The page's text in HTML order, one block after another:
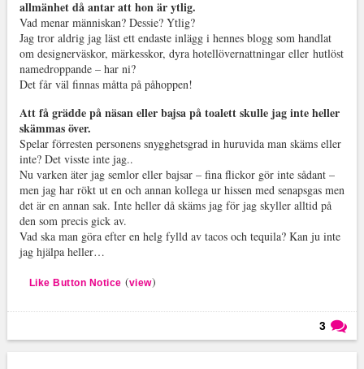
allmänhet då antar att hon är ytlig.
Vad menar människan? Dessie? Ytlig?
Jag tror aldrig jag läst ett endaste inlägg i hennes blogg som handlat
om designerväskor, märkesskor, dyra hotellövernattningar eller hutlöst
namedroppande – har ni?
Det får väl finnas måtta på påhoppen!
Att få grädde på näsan eller bajsa på toalett skulle jag inte heller
skämmas över.
Spelar förresten personens snygghetsgrad in huruvida man skäms eller
inte? Det visste inte jag..
Nu varken äter jag semlor eller bajsar – fina flickor gör inte sådant –
men jag har rökt ut en och annan kollega ur hissen med senapsgas men
det är en annan sak. Inte heller då skäms jag för jag skyller alltid på
den som precis gick av.
Vad ska man göra efter en helg fylld av tacos och tequila? Kan ju inte
jag hjälpa heller…
Like Button Notice (view)
3